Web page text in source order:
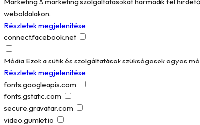
weboldalakon.
Részletek megjelenítése
connect.facebook.net
Média Ezek a sütik és szolgáltatások szükségesek egyes
Részletek megjelenítése
fonts.googleapis.com
fonts.gstatic.com
secure.gravatar.com
video.gumlet.io